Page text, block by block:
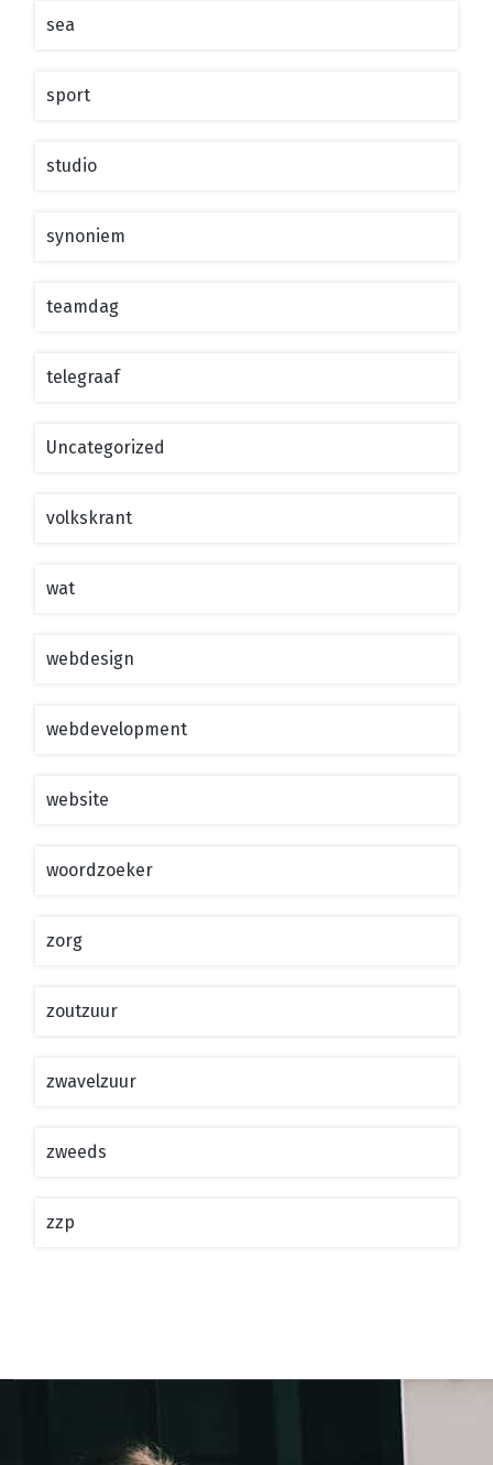
sea
sport
studio
synoniem
teamdag
telegraaf
Uncategorized
volkskrant
wat
webdesign
webdevelopment
website
woordzoeker
zorg
zoutzuur
zwavelzuur
zweeds
zzp